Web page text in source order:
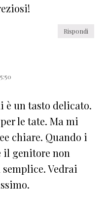
Rispondi
è un tasto delicato.
le tate. Ma mi
chiare. Quando i
il genitore non
Vedrai